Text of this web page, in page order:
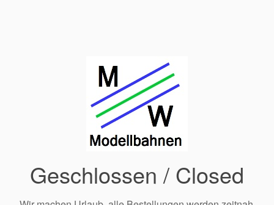
Geschlossen / Closed